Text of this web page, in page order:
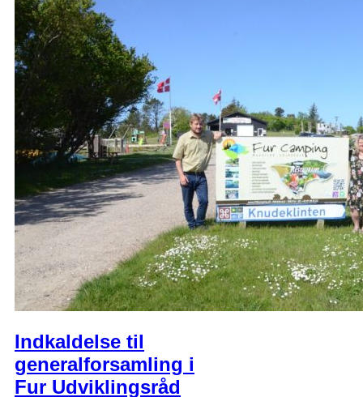
Indkaldelse til
generalforsamling i
Fur Udviklingsråd